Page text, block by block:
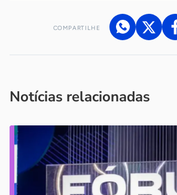
COMPARTILHE
Notícias relacionadas